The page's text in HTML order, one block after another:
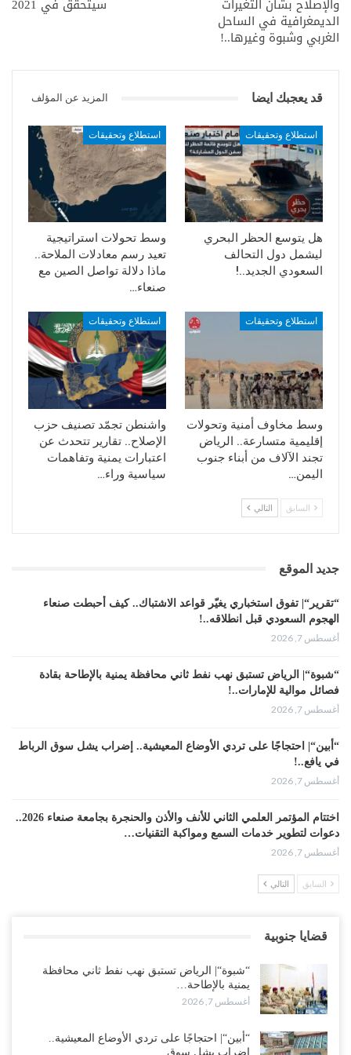
والإصلاح بشأن التغيرات
الديمغرافية في الساحل
الغربي وشبوة وغيرها..!
سيتحقق في 2021
قد يعجبك ايضا المزيد عن المؤلف
استطلاع وتحقيقات
هل يتوسع الحظر البحري
ليشمل دول التحالف
السعودي الجديد..!
استطلاع وتحقيقات
وسط تحولات استراتيجية
تعيد رسم معادلات الملاحة..
ماذا دلالة تواصل الصين مع
صنعاء…
استطلاع وتحقيقات
وسط مخاوف أمنية وتحولات
إقليمية متسارعة.. الرياض
تجند الآلاف من أبناء جنوب
اليمن…
استطلاع وتحقيقات
واشنطن تجمّد تصنيف حزب
الإصلاح.. تقارير تتحدث عن
اعتبارات يمنية وتفاهمات
سياسية وراء…
السابق التالي
جديد الموقع
“تقرير“| تفوق استخباري يغيّر قواعد الاشتباك.. كيف أحبطت صنعاء
الهجوم السعودي قبل انطلاقه..!
أغسطس 7, 2026
“شبوة“| الرياض تستبق نهب نفط ثاني محافظة يمنية بالإطاحة بقادة
فصائل موالية للإمارات..!
أغسطس 7, 2026
“أبين“| احتجاجًا على تردي الأوضاع المعيشية.. إضراب يشل سوق الرباط
في يافع..!
أغسطس 7, 2026
اختتام المؤتمر العلمي الثاني للأنف والأذن والحنجرة بجامعة صنعاء 2026..
دعوات لتطوير خدمات السمع ومواكبة التقنيات…
أغسطس 7, 2026
“حضرموت“| عصيان مدني واسع ورفض للتجنيد السعودي يوسّعان
واسعة وإعادة ترتيب المشهد العسكري..!
أغسطس 6, 2026
ضربات صنعاء تربك التحشيدات السعودية شرق اليمن.. خسائر بشرية
وانسحابات وفوضى تعصف بمعسكرات حضرموت ومأرب..!
السابق التالي
قضايا جنوبية
“شبوة“| الرياض تستبق نهب نفط ثاني محافظة
يمنية بالإطاحة…
أغسطس 7, 2026
“أبين“| احتجاجًا على تردي الأوضاع المعيشية..
إضراب يشل سوق…